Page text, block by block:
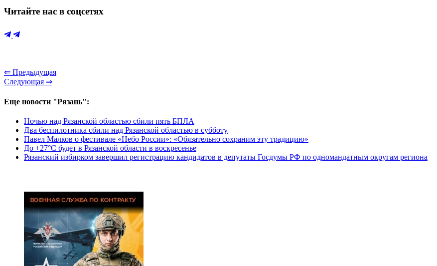
Читайте нас в соцсетях
⇐ Предыдущая
Следующая ⇒
Еще новости "Рязань":
Ночью над Рязанской областью сбили пять БПЛА
Два беспилотника сбили над Рязанской областью в субботу
Павел Малков о фестивале «Небо России»: «Обязательно сохраним эту традицию»
До +27°С будет в Рязанской области в воскресенье
Рязанский избирком завершил регистрацию кандидатов в депутаты Госдумы РФ по одномандатным округам региона